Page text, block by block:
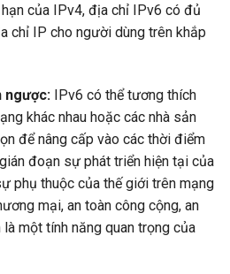
của IPv4, địa chỉ IPv6 có đủ
chỉ IP cho người dùng trên khắp
ngược: IPv6 có thể tương thích
khác nhau hoặc các nhà sản
để nâng cấp vào các thời điểm
đoạn sự phát triển hiện tại của
phụ thuộc của thế giới trên mạng
mại, an toàn công cộng, an
một tính năng quan trọng của